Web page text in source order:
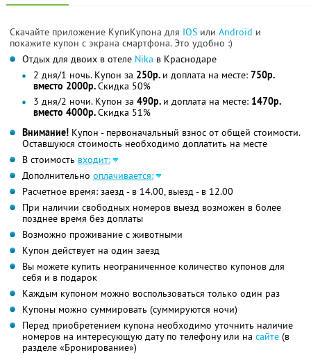
Скачайте приложение КупиКупона для IOS или Android и
покажите купон с экрана смартфона. Это удобно :)
Отдых для двоих в отеле Nika в Краснодаре
2 дня/1 ночь. Купон за 250р. и доплата на месте: 750р.
вместо 2000р.Скидка 50%
3 дня/2 ночи. Купон за 490р. и доплата на месте: 1470р.
вместо 4000р.Скидка 51%
Внимание! Купон - первоначальный взнос от общей стоимости.
Оставшуюся стоимость необходимо доплатить на месте
В стоимость входит:
Дополнительно оплачивается:
Расчетное время: заезд - в 14.00, выезд - в 12.00
При наличии свободных номеров выезд возможен в более
позднее время без доплаты
Возможно проживание с животными
Купон действует на один заезд
Вы можете купить неограниченное количество купонов для
себя и в подарок
Каждым купоном можно воспользоваться только один раз
Купоны можно суммировать (суммируются ночи)
Перед приобретением купона необходимо уточнить наличие
номеров на интересующую дату по телефону или на сайте (в
разделе «Бронирование»)